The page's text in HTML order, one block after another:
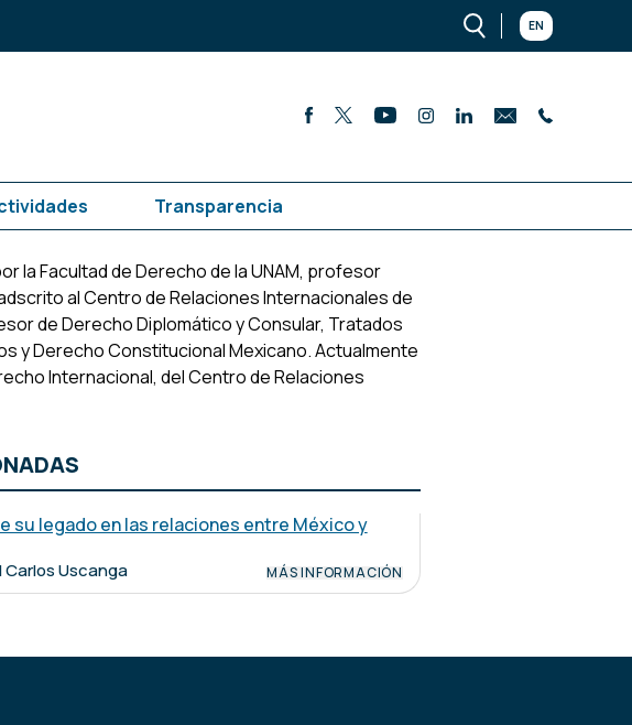
EN
Transparencia
la Facultad de Derecho de la UNAM, profesor
al Centro de Relaciones Internacionales de
de Derecho Diplomático y Consular, Tratados
y Derecho Constitucional Mexicano. Actualmente
Internacional, del Centro de Relaciones
su legado en las relaciones entre México y
Carlos Uscanga MÁS INFORMACIÓN